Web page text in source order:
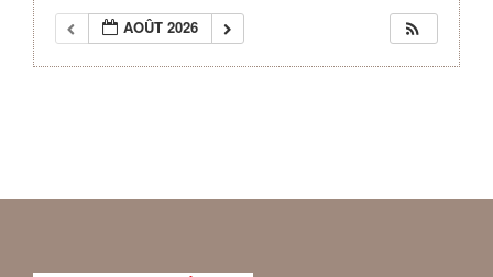
AOÛT 2026